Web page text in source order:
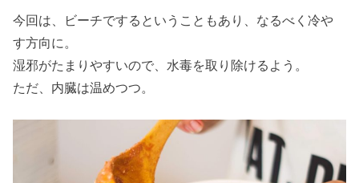
今回は、ビーチでするということもあり、なるべく冷や
す方向に。
湿邪がたまりやすいので、水毒を取り除けるよう。
ただ、内臓は温めつつ。